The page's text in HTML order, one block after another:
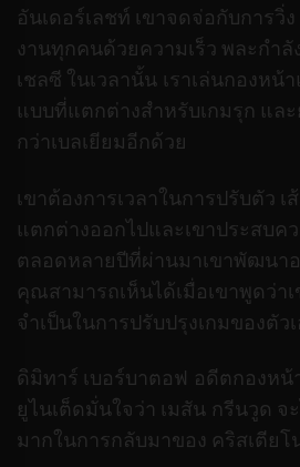
อันเดอร์เลชท์ เขาจดจ่อกับการวิ่
งานทุกคนด้วยความเร็ว พละกำ
เชลซี ในเวลานั้น เราเล่นกองหน้
แบบที่แตกต่างสำหรับเกมรุก แล
กว่าเบลเยียมอีกด้วย
เขาต้องการเวลาในการปรับตัว
แตกต่างออกไปและเขาประสบค
ตลอดหลายปีที่ผ่านมาเขาพัฒนา
คุณสามารถเห็นได้เมื่อเขาพูดว่า
จำเป็นในการปรับปรุงเกมของตัวเ
ดิมิทาร์ เบอร์บาตอฟ อดีตกองหน้
ยูไนเต็ดมั่นใจว่า เมสัน กรีนวูด จ
มากในการกลับมาของ คริสเตียโ